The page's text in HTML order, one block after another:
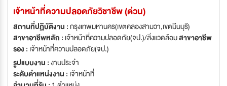
สามารถควบคุมคุณภาพของน้ำได้ตาม ที่ต้องการ โดยสามารถออกแบบการใช้
งานที่หลากหลายตามความต้องการของลูกค้าในด้านมาตรฐานในการบำบัดน้ำ
ให้บริสุทธิ์มีความความแตกต่างกัน ตามประเภทธุรกิจนั้นๆ เราพร้อมบริการด้วย
ผลิตภัณฑ์และอุปกรณ์ที่เกี่ยวข้องกับระบบบำบัดน้ำให้บริสุทธิ์ที่เป็นตาม
มาตรฐานที่ได้การยอมรับตามหลักสากล ไม่ว่าจะเป็นมาตรฐาน NSF
Standard, มาตรฐาน FDA Standard มาตรฐานของ The Association for
the Advancement of Medical Instrumentation (AAMI Standard) เป็นต้น
เพื่อยืนยันแนวคิดในการดำเนินธุรกิจ “We lift your life. เรายกระดับคุณภาพ
เจ้าหน้าที่ความปลอดภัยวิชาชีพ (ด่วน)
สถานที่ปฏิบัติงาน :กรุงเทพมหานคร(เขตคลองสามวา,เขตมีนบุรี)
สาขาอาชีพหลัก : เจ้าหน้าที่ความปลอดภัย(จป.)/สิ่งแวดล้อมสาขาอาชีพ
รอง : เจ้าหน้าที่ความปลอดภัย(จป.)
รูปแบบงาน :งานประจำ
ระดับตำแหน่งงาน : เจ้าหน้าที่